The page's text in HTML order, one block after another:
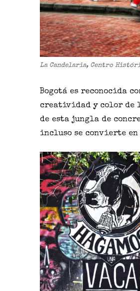
La Candelaria, Centro
Bogotá es reconocida
creatividad y color de
de esta jungla de
incluso se convierte en